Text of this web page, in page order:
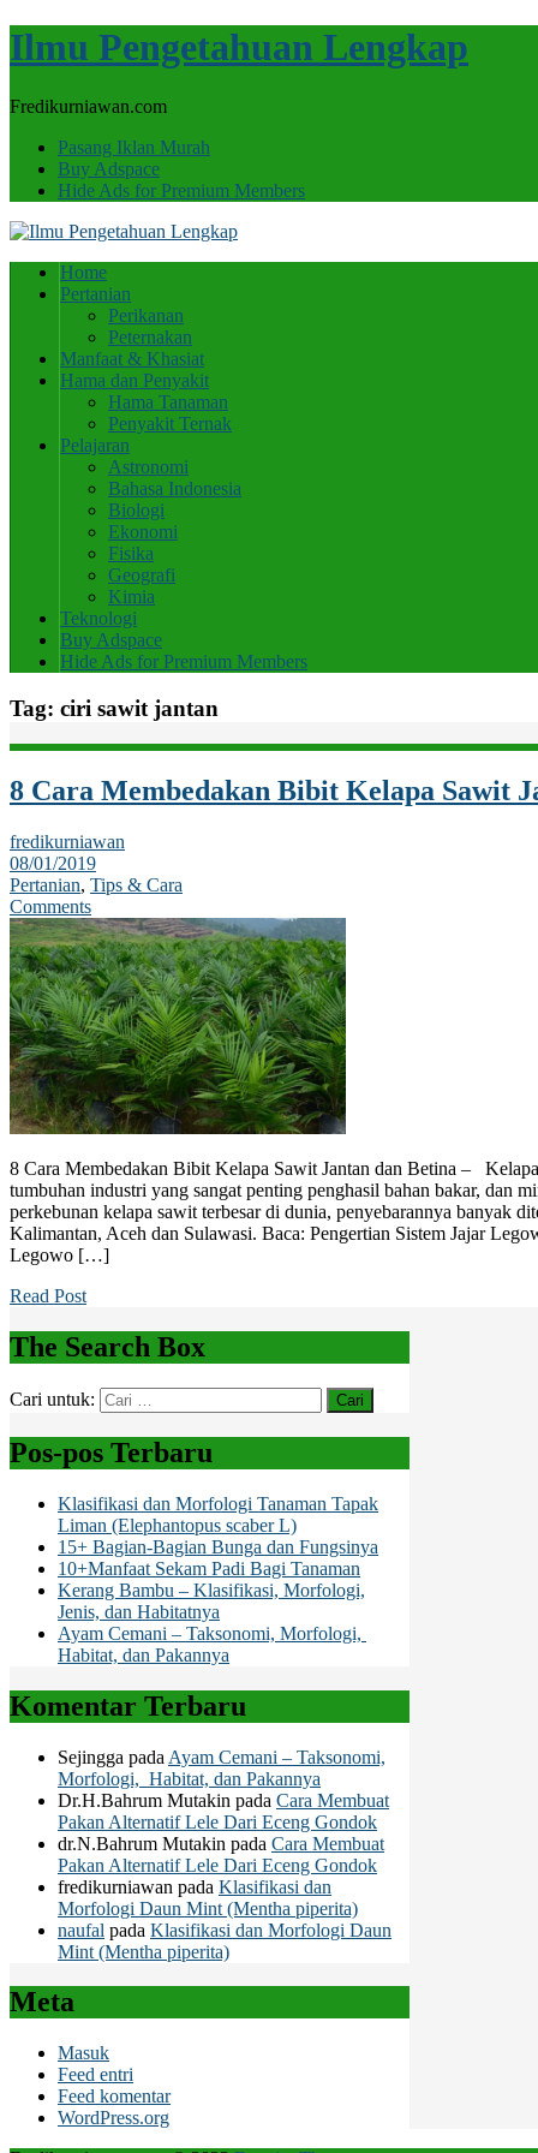
Ilmu Pengetahuan Lengkap
Fredikurniawan.com
Pasang Iklan Murah
Buy Adspace
Hide Ads for Premium Members
Home
Pertanian
Perikanan
Peternakan
Manfaat & Khasiat
Hama dan Penyakit
Hama Tanaman
Penyakit Ternak
Pelajaran
Astronomi
Bahasa Indonesia
Biologi
Ekonomi
Fisika
Geografi
Kimia
Teknologi
Buy Adspace
Hide Ads for Premium Members
Tag: ciri sawit jantan
8 Cara Membedakan Bibit Kelapa Sawit
fredikurniawan
08/01/2019
Pertanian, Tips & Cara
Comments
8 Cara Membedakan Bibit Kelapa Sawit Jantan dan Betina –
tumbuhan industri yang sangat penting penghasil bahan bakar, dan
perkebunan kelapa sawit terbesar di dunia, penyebarannya banyak
Kalimantan, Aceh dan Sulawasi. Baca: Pengertian Sistem Jajar
Legowo […]
Read Post
The Search Box
Cari untuk:
Pos-pos Terbaru
Klasifikasi dan Morfologi Tanaman Tapak
Liman (Elephantopus scaber L)
15+ Bagian-Bagian Bunga dan Fungsinya
10+Manfaat Sekam Padi Bagi Tanaman
Kerang Bambu – Klasifikasi, Morfologi,
Jenis, dan Habitatnya
Ayam Cemani – Taksonomi, Morfologi,
Habitat, dan Pakannya
Komentar Terbaru
Sejingga pada Ayam Cemani – Taksonomi,
Morfologi, Habitat, dan Pakannya
Dr.H.Bahrum Mutakin pada Cara Membuat
Pakan Alternatif Lele Dari Eceng Gondok
dr.N.Bahrum Mutakin pada Cara Membuat
Pakan Alternatif Lele Dari Eceng Gondok
fredikurniawan pada Klasifikasi dan
Morfologi Daun Mint (Mentha piperita)
naufal pada Klasifikasi dan Morfologi Daun
Mint (Mentha piperita)
Meta
Masuk
Feed entri
Feed komentar
WordPress.org